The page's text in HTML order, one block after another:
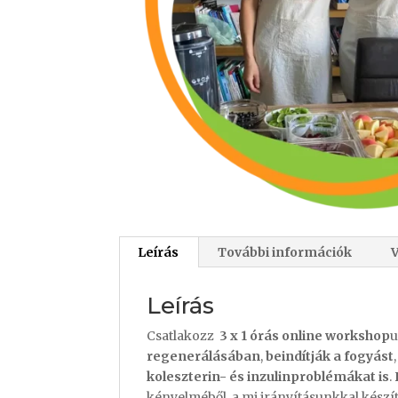
Leírás További információk
Leírás
Csatlakozz 3 x 1 órás online workshop
regenerálásában,beindítják a fogyást,
koleszterin- és inzulinproblémákat is.